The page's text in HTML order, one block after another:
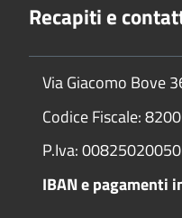
Recapiti e
Via Giacomo Bove
Codice Fiscale:
P.Iva: 00825020050
IBAN e pagamenti